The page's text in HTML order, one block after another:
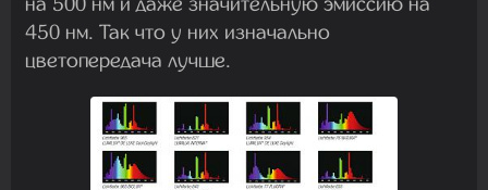
450 нм. Так что у них изначально
цветопередача лучше.